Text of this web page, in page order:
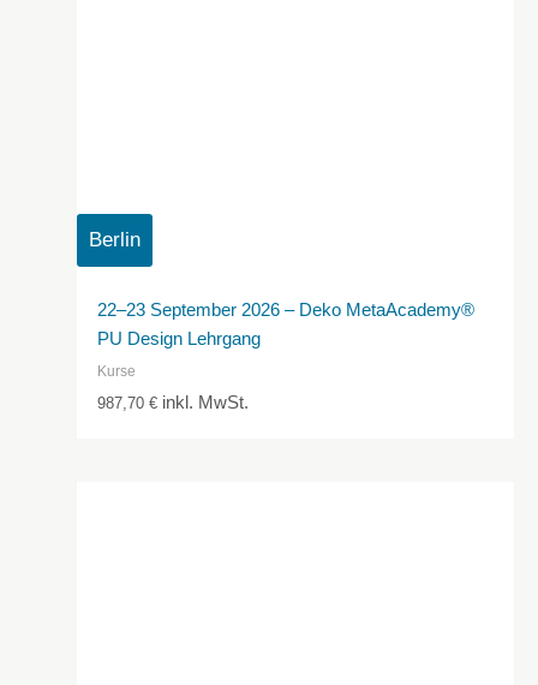
Berlin
22–23 September 2026 – Deko MetaAcademy®
PU Design Lehrgang
Kurse
987,70€ inkl. MwSt.